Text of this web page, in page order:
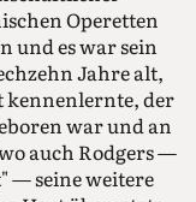
Operetten
und es war sein
Jahre alt,
kennenlernte, der
war und an
auch Rodgers —
— seine weitere